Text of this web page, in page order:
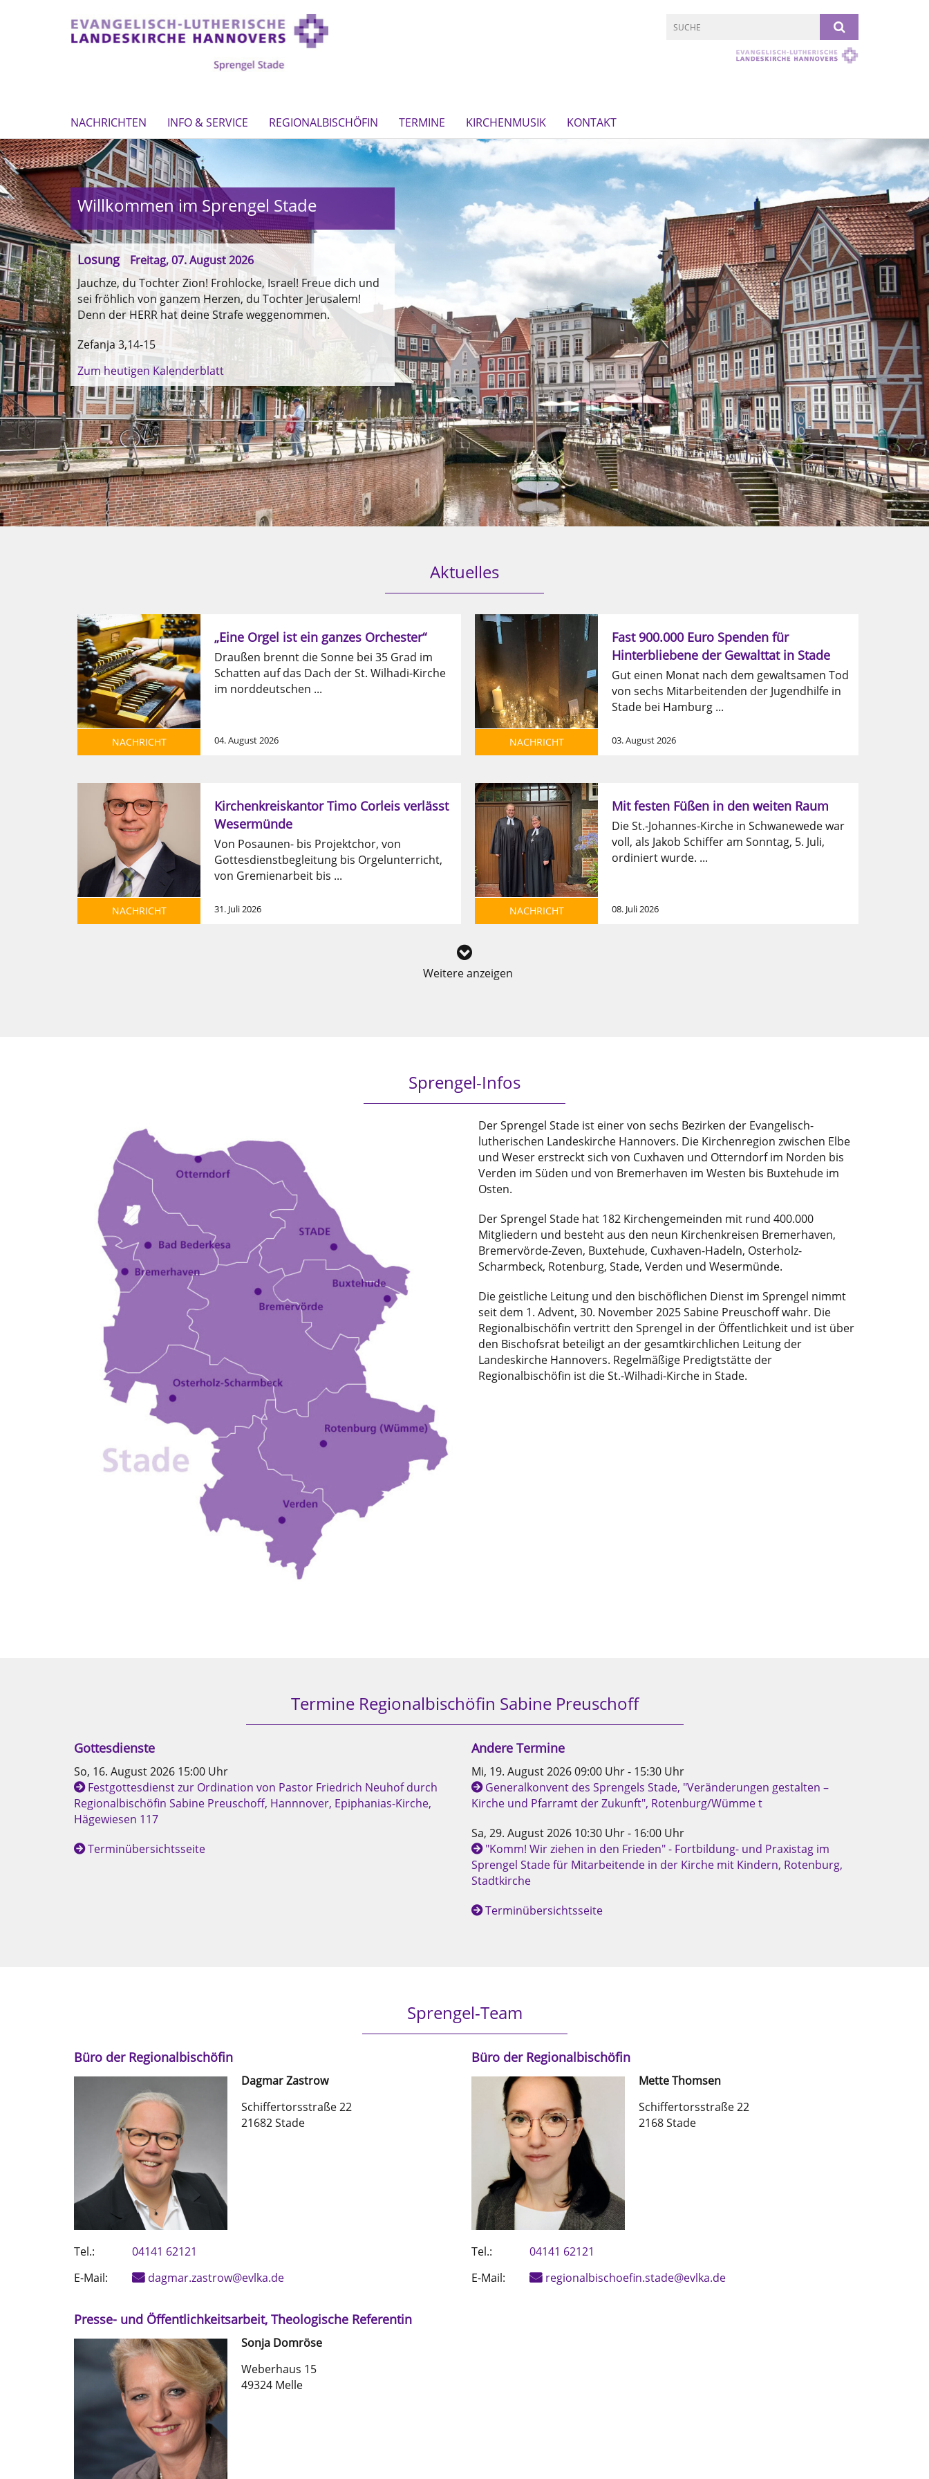
NACHRICHTEN INFO & SERVICE REGIONALBISCHÖFIN TERMINE KIRCHENMUSIK KONTAKT
Willkommen im Sprengel Stade
Losung
Freitag, 07. August 2026
Jauchze, du Tochter Zion! Frohlocke, Israel! Freue dich und
sei fröhlich von ganzem Herzen, du Tochter Jerusalem!
Denn der HERR hat deine Strafe weggenommen.
Zefanja 3,14-15
Zum heutigen Kalenderblatt
Aktuelles
„Eine Orgel ist ein ganzes Orchester“
Draußen brennt die Sonne bei 35 Grad im
Schatten auf das Dach der St. Wilhadi-Kirche
im norddeutschen ...
NACHRICHT 04. August 2026
Fast 900.000 Euro Spenden für
Hinterbliebene der Gewalttat in Stade
Gut einen Monat nach dem gewaltsamen Tod
von sechs Mitarbeitenden der Jugendhilfe in
Stade bei Hamburg ...
NACHRICHT 03. August 2026
Kirchenkreiskantor Timo Corleis verlässt
Wesermünde
Von Posaunen- bis Projektchor, von
Gottesdienstbegleitung bis Orgelunterricht,
von Gremienarbeit bis ...
NACHRICHT 31. Juli 2026
Mit festen Füßen in den weiten Raum
Die St.-Johannes-Kirche in Schwanewede war
voll, als Jakob Schiffer am Sonntag, 5. Juli,
ordiniert wurde. ...
NACHRICHT 08. Juli 2026
Weitere anzeigen
Sprengel-Infos
Der Sprengel Stade ist einer von sechs Bezirken der Evangelisch-
lutherischen Landeskirche Hannovers. Die Kirchenregion zwischen Elbe
und Weser erstreckt sich von Cuxhaven und Otterndorf im Norden bis
Verden im Süden und von Bremerhaven im Westen bis Buxtehude im
Osten.
Der Sprengel Stade hat 182 Kirchengemeinden mit rund 400.000
Mitgliedern und besteht aus den neun Kirchenkreisen Bremerhaven,
Bremervörde-Zeven, Buxtehude, Cuxhaven-Hadeln, Osterholz-
Scharmbeck, Rotenburg, Stade, Verden und Wesermünde.
Die geistliche Leitung und den bischöflichen Dienst im Sprengel nimmt
seit dem 1. Advent, 30. November 2025 Sabine Preuschoff wahr. Die
Regionalbischöfin vertritt den Sprengel in der Öffentlichkeit und ist über
den Bischofsrat beteiligt an der gesamtkirchlichen Leitung der
Landeskirche Hannovers. Regelmäßige Predigtstätte der
Regionalbischöfin ist die St.-Wilhadi-Kirche in Stade.
Termine Regionalbischöfin Sabine Preuschoff
Gottesdienste
So, 16. August 2026 15:00 Uhr
Festgottesdienst zur Ordination von Pastor Friedrich Neuhof durch
Regionalbischöfin Sabine Preuschoff, Hannnover, Epiphanias-Kirche,
Hägewiesen 117
Terminübersichtsseite
Andere Termine
Mi, 19. August 2026 09:00 Uhr - 15:30 Uhr
Generalkonvent des Sprengels Stade, "Veränderungen gestalten –
Kirche und Pfarramt der Zukunft", Rotenburg/Wümme t
Sa, 29. August 2026 10:30 Uhr - 16:00 Uhr
"Komm! Wir ziehen in den Frieden" - Fortbildung- und Praxistag im
Sprengel Stade für Mitarbeitende in der Kirche mit Kindern, Rotenburg,
Stadtkirche
Terminübersichtsseite
Sprengel-Team
Büro der Regionalbischöfin
DagmarZastrow
Schiffertorsstraße 22
21682 Stade
Tel.:
04141 62121
E-Mail:
dagmar.zastrow@evlka.de
Büro der Regionalbischöfin
MetteThomsen
Schiffertorsstraße 22
2168 Stade
Tel.:
04141 62121
E-Mail:
regionalbischoefin.stade@evlka.de
Presse- und Öffentlichkeitsarbeit, Theologische Referentin
Sonja Domröse
Weberhaus 15
49324 Melle